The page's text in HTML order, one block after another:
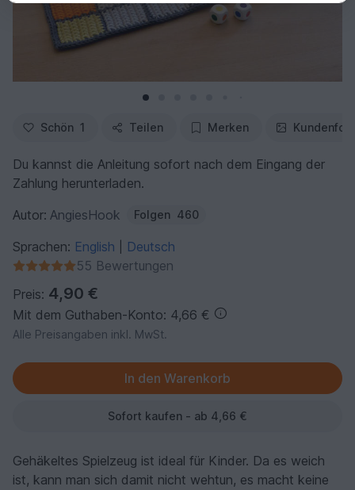
Schön 1 Teilen Merken
Du kannst die Anleitung sofort nach dem Eingang der
Zahlung herunterladen.
Autor: AngiesHook Folgen 460
Sprachen: English
Deutsch
55 Bewertungen
Preis: 4,90 €
Mit dem Guthaben-Konto: 4,66 €
Alle Preisangaben inkl. MwSt.
Sofort kaufen - ab 4,66 €
Gehäkeltes Spielzeug ist ideal für Kinder. Da es weich
ist, kann man sich damit nicht wehtun, es macht keine